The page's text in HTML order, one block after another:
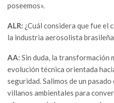
poseemos».
ALR: ¿Cuál considera que fue el
la industria aerosolista
AA: Sin duda, la transformación
evolución técnica orientada
seguridad. Salimos de un
villanos ambientales para